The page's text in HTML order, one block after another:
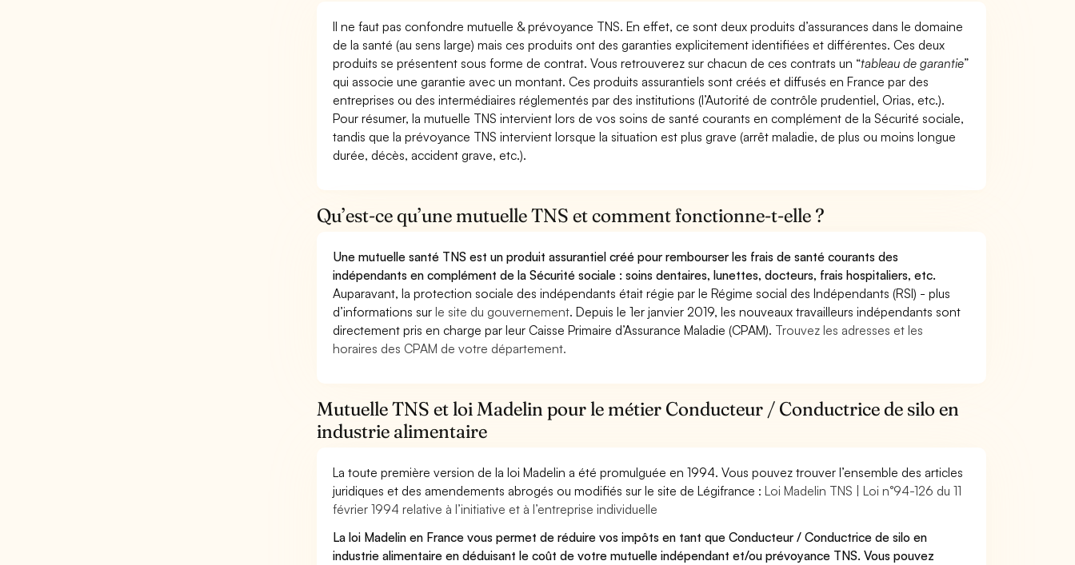
Il ne faut pas confondre mutuelle & prévoyance TNS. En effet, ce sont deux produits d’assurances dans le domaine
de la santé (au sens large) mais ces produits ont des garanties explicitement identifiées et différentes. Ces deux
produits se présentent sous forme de contrat. Vous retrouverez sur chacun de ces contrats un “tableau de garantie”
qui associe une garantie avec un montant. Ces produits assurantiels sont créés et diffusés en France par des
entreprises ou des intermédiaires réglementés par des institutions (l’Autorité de contrôle prudentiel, Orias, etc.).
Pour résumer, la mutuelle TNS intervient lors de vos soins de santé courants en complément de la Sécurité sociale,
tandis que la prévoyance TNS intervient lorsque la situation est plus grave (arrêt maladie, de plus ou moins longue
durée, décès, accident grave, etc.).
Qu’est-ce qu’une mutuelle TNS et comment fonctionne-t-elle ?
Une mutuelle santé TNS est un produit assurantiel créé pour rembourser les frais de santé courants des
indépendants en complément de la Sécurité sociale : soins dentaires, lunettes, docteurs, frais hospitaliers, etc.
Auparavant, la protection sociale des indépendants était régie par le Régime social des Indépendants (RSI) - plus
d’informations surle site du gouvernement. Depuis le 1er janvier 2019, les nouveaux travailleurs indépendants sont
directement pris en charge par leur Caisse Primaire d’Assurance Maladie (CPAM). Trouvez les adresses et les
horaires des CPAM de votre département.
Mutuelle TNS et loi Madelin pour le métier Conducteur / Conductrice de silo en
industrie alimentaire
La toute première version de la loi Madelin a été promulguée en 1994. Vous pouvez trouver l’ensemble des articles
juridiques et des amendements abrogés ou modifiés sur le site de Légifrance :Loi Madelin TNS | Loi n°94-126 du 11
février 1994 relative à l’initiative et à l’entreprise individuelle
La loi Madelin en France vous permet de réduire vos impôts en tant que Conducteur / Conductrice de silo en
industrie alimentaire en déduisant le coût de votre mutuelle indépendant et/ou prévoyance TNS. Vous pouvez